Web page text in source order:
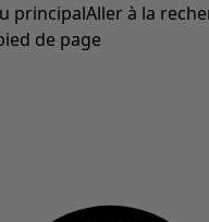
principalAller à la
de page